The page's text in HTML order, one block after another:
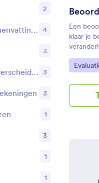
Een
klaar je
Go to
2
Formulieren voor samenvattingen 4
3
Formulieren voor onderscheidingen 3
3
1
3
1
1